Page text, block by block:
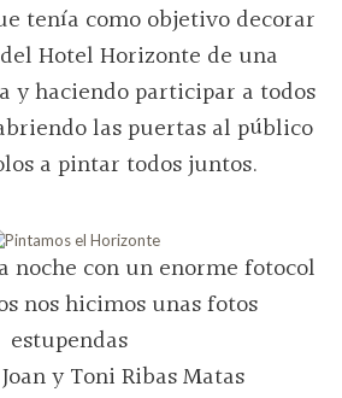
tenía como objetivo decorar
Hotel Horizonte de una
y haciendo participar a todos
las puertas al público
a pintar todos juntos.
noche con un enorme fotocol
nos hicimos unas fotos
estupendas
y Toni Ribas Matas